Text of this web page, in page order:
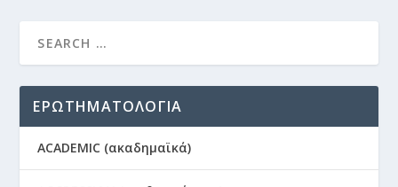
ΕΡΩΤΗΜΑΤΟΛΟΓΙΑ
ACADEMIC (ακαδημαϊκά)